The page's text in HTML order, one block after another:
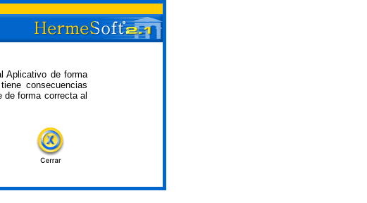
Aplicativo de forma
consecuencias
de forma correcta al